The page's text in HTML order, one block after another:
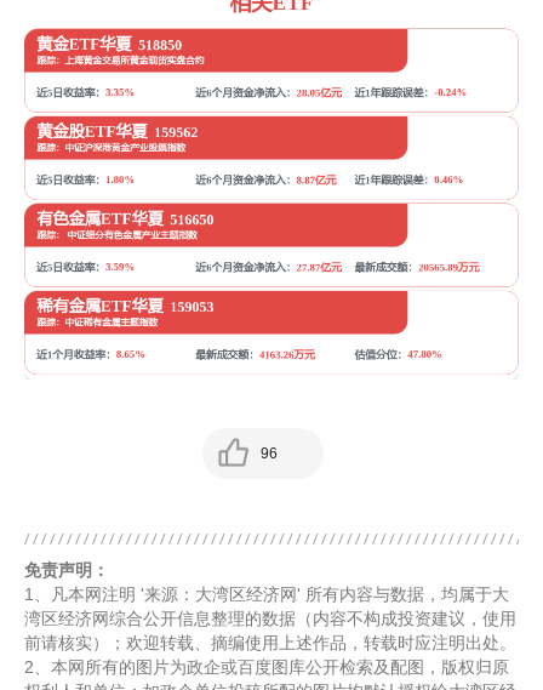
96
免责声明：
1、凡本网注明 '来源：大湾区经济网' 所有内容与数据，均属于大
湾区经济网综合公开信息整理的数据（内容不构成投资建议，使用
前请核实）；欢迎转载、摘编使用上述作品，转载时应注明出处。
2、本网所有的图片为政企或百度图库公开检索及配图，版权归原